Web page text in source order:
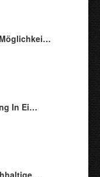
In Ei…